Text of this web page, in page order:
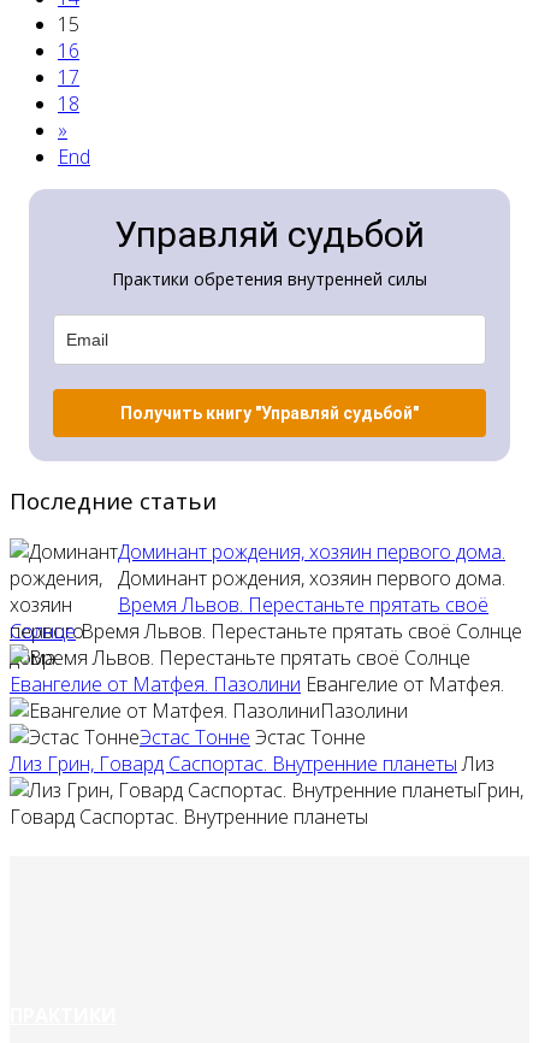
15
16
17
18
»
End
Управляй судьбой
Практики обретения внутренней силы
Получить книгу "Управляй судьбой"
Последние статьи
Доминант рождения, хозяин первого дома.
Доминант рождения, хозяин первого дома.
Время Львов. Перестаньте прятать своё
СолнцеВремя Львов. Перестаньте прятать своё Солнце
Евангелие от Матфея. Пазолини Евангелие от Матфея.
Пазолини
Эстас Тонне Эстас Тонне
Лиз Грин, Говард Саспортас. Внутренние планеты Лиз
Грин,
Говард Саспортас. Внутренние планеты